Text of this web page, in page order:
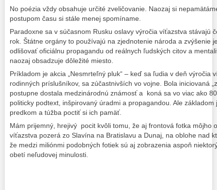
No poézia vždy obsahuje určité zveličovanie. Naozaj si
postupom času si stále menej spomíname.
Paradoxne sa v súčasnom Rusku oslavy výročia víťazstva stávajú
rok. Štátne orgány to používajú na zjednotenie národa a zvýšenie
odlišovať oficiálnu propagandu od reálnych ľudských citov a
naozaj obsadzuje dôležité miesto.
Príkladom je akcia „Nesmrteľný pluk“ – keď sa ľudia v deň výročia
rodinných príslušníkov, sa zúčastnivších vo vojne. Bola iniciovaná
postupne dostala medzinárodnú známosť a koná sa vo viac ako
politicky podtext, inšpirovaný úradmi a propagandou. Ale
predkom a túžba poctiť si ich pamäť.
Mám prijemný, hrejivý pocit kvôli tomu, že aj frontová fotka môjho
víťazstva pozerá zo Slavína na Bratislavu a Dunaj, na oblohe nad
že medzi miliónmi podobných fotiek sú aj zobrazenia aspoň
obetí neľudovej minulosti.